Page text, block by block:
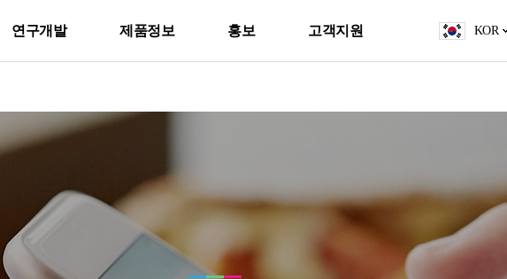
연구개발 제품정보 홍보 고객지원 KOR